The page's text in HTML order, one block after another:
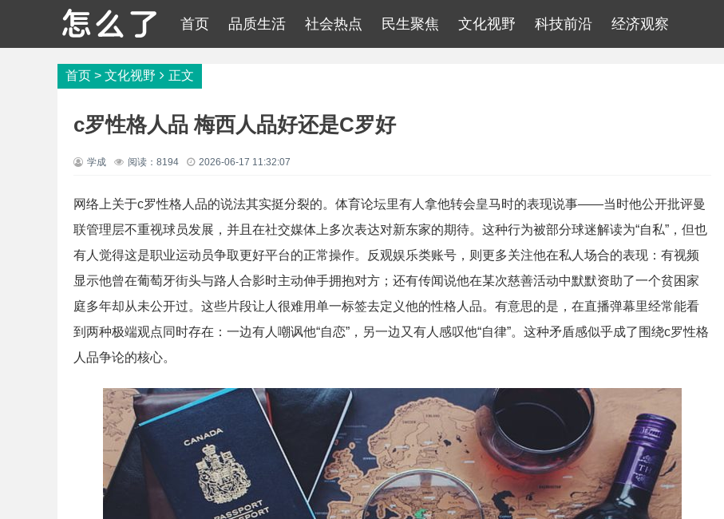
首页 品质生活 社会热点 民生聚焦 文化视野 科技前沿 经济观察
首页 > 文化视野 正文
c罗性格人品 梅西人品好还是C罗好
学成 阅读：8194 2026-06-17 11:32:07
网络上关于c罗性格人品的说法其实挺分裂的。体育论坛里有人拿他转会皇马时的表现说事——当时他公开批评曼
联管理层不重视球员发展，并且在社交媒体上多次表达对新东家的期待。这种行为被部分球迷解读为“自私”，但也
有人觉得这是职业运动员争取更好平台的正常操作。反观娱乐类账号，则更多关注他在私人场合的表现：有视频
显示他曾在葡萄牙街头与路人合影时主动伸手拥抱对方；还有传闻说他在某次慈善活动中默默资助了一个贫困家
庭多年却从未公开过。这些片段让人很难用单一标签去定义他的性格人品。有意思的是，在直播弹幕里经常能看
到两种极端观点同时存在：一边有人嘲讽他“自恋”，另一边又有人感叹他“自律”。这种矛盾感似乎成了围绕c罗性格
人品争论的核心。